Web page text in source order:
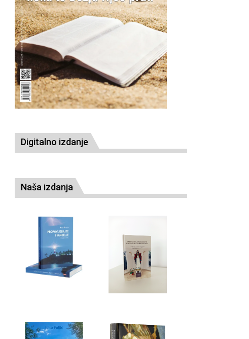
Digitalno izdanje
Naša izdanja